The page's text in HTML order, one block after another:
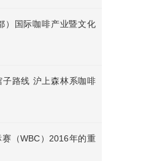
）国际咖啡产业暨文化
子路线 沪上森林系咖啡
（WBC）2016年的重